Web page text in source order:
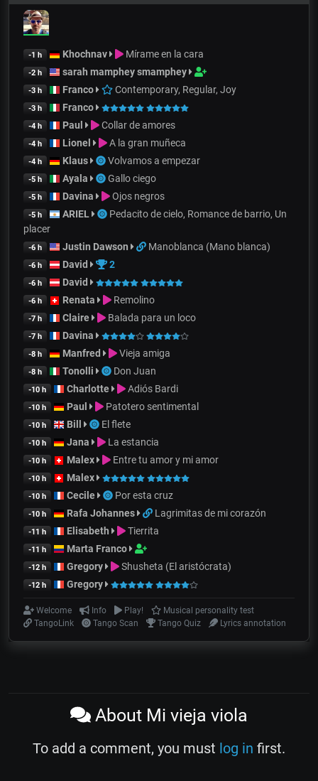
-1 h Khochnav Mírame en la cara
-2 h sarah mamphey smamphey
-3 h Franco Contemporary, Regular, Joy
-3 h Franco
-4 h Paul Collar de amores
-4 h Lionel A la gran muñeca
-4 h Klaus Volvamos a empezar
-5 h Ayala Gallo ciego
-5 h Davina Ojos negros
-5 h ARIEL
Pedacito de cielo, Romance de barrio, Un
placer
-6 h Justin Dawson Manoblanca (Mano blanca)
-6 h David 2
-6 h David
-6 h Renata Remolino
-7 h Claire Balada para un loco
-7 h Davina
-8 h Manfred Vieja amiga
-8 h Tonolli Don Juan
-10 h Charlotte Adiós Bardi
-10 h Paul Patotero sentimental
-10 h Bill El flete
-10 h Jana La estancia
-10 h Malex Entre tu amor y mi amor
-10 h Malex
-10 h Cecile Por esta cruz
-10 h Rafa Johannes Lagrimitas de mi corazón
-11 h Elisabeth Tierrita
-11 h Marta Franco
-12 h Gregory Shusheta (El aristócrata)
-12 h Gregory
Welcome Info Play!
Musical personality test
TangoLink
Tango Scan Tango Quiz Lyrics annotation
About Mi vieja viola
To add a comment, you must log in first.